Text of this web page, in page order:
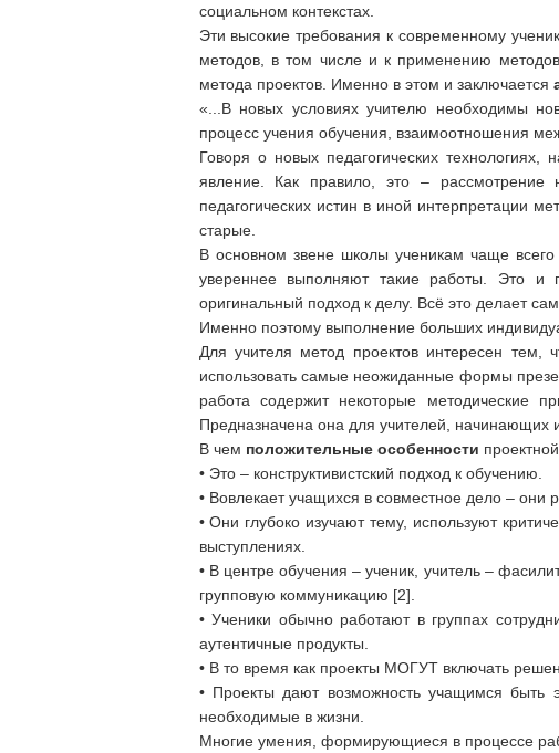
социальном контекстах.
Эти высокие требования к современному
методов, в том числе и к применению
метода проектов. Именно в этом и заключается
«...В новых условиях учителю необходимы
процесс учения обучения, взаимоотношения
Говоря о новых педагогических
явление. Как правило, это – рассмотрение
педагогических истин в иной интерпретации
старые.
В основном звене школы ученикам чаще
увереннее выполняют такие работы. Это и
оригинальный подход к делу. Всё это делает
Именно поэтому выполнение больших
Для учителя метод проектов интересен тем,
использовать самые неожиданные формы
работа содержит некоторые методические
Предназначена она для учителей, начинающих
В чем положительные особенности
• Это – конструктивистский подход к обучению.
• Вовлекает учащихся в совместное дело –
• Они глубоко изучают тему, используют
выступлениях.
• В центре обучения – ученик, учитель –
групповую коммуникацию [2].
• Ученики обычно работают в группах
аутентичные продукты.
• В то время как проекты МОГУТ включать
• Проекты дают возможность учащимся быть
необходимые в жизни.
Многие умения, формирующиеся в процессе